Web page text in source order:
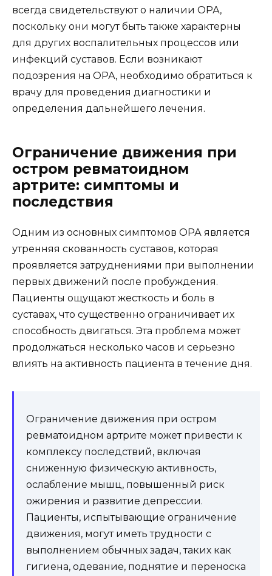
всегда свидетельствуют о наличии ОРА,
поскольку они могут быть также характерны
для других воспалительных процессов или
инфекций суставов. Если возникают
подозрения на ОРА, необходимо обратиться к
врачу для проведения диагностики и
определения дальнейшего лечения.
Ограничение движения при
остром ревматоидном
артрите: симптомы и
последствия
Одним из основных симптомов ОРА является
утренняя скованность суставов, которая
проявляется затруднениями при выполнении
первых движений после пробуждения.
Пациенты ощущают жесткость и боль в
суставах, что существенно ограничивает их
способность двигаться. Эта проблема может
продолжаться несколько часов и серьезно
влиять на активность пациента в течение дня.
Ограничение движения при остром
ревматоидном артрите может привести к
комплексу последствий, включая
сниженную физическую активность,
ослабление мышц, повышенный риск
ожирения и развитие депрессии.
Пациенты, испытывающие ограничение
движения, могут иметь трудности с
выполнением обычных задач, таких как
гигиена, одевание, поднятие и переноска